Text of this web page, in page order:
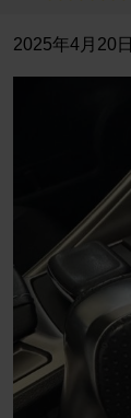
2025年4月20日